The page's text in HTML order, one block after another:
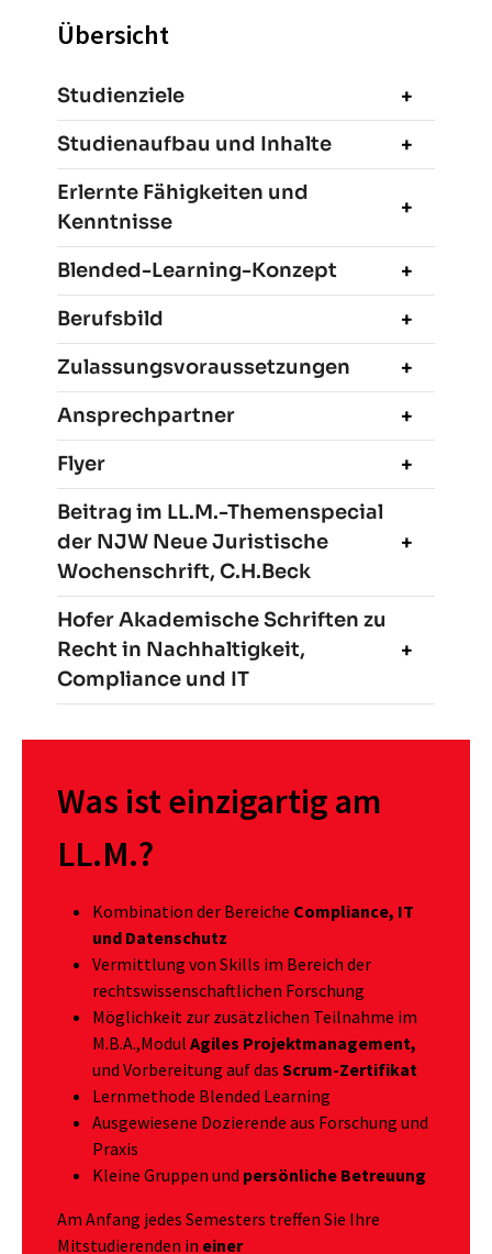
Übersicht
Studienziele
Studienaufbau und Inhalte
Erlernte Fähigkeiten und
Kenntnisse
Blended-Learning-Konzept
Berufsbild
Zulassungsvoraussetzungen
Ansprechpartner
Flyer
Beitrag im LL.M.-Themenspecial
der NJW Neue Juristische
Wochenschrift, C.H.Beck
Hofer Akademische Schriften zu
Recht in Nachhaltigkeit,
Compliance und IT
Was ist einzigartig am
LL.M.?
Kombination der Bereiche Compliance, IT
und Datenschutz
Vermittlung von Skills im Bereich der
rechtswissenschaftlichen Forschung
Möglichkeit zur zusätzlichen Teilnahme im
M.B.A.,Modul Agiles Projektmanagement,
und Vorbereitung auf das Scrum-Zertifikat
Lernmethode Blended Learning
Ausgewiesene Dozierende aus Forschung und
Praxis
Kleine Gruppen und persönliche Betreuung
Am Anfang jedes Semesters treffen Sie Ihre
Mitstudierenden in einer